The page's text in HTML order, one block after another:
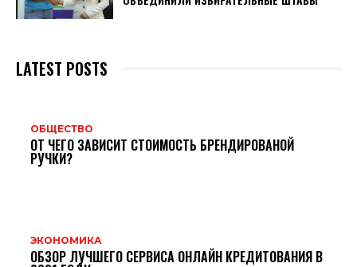
LATEST POSTS
ОБЩЕСТВО
ОТ ЧЕГО ЗАВИСИТ СТОИМОСТЬ БРЕНДИРОВАНОЙ
РУЧКИ?
ЭКОНОМИКА
ОБЗОР ЛУЧШЕГО СЕРВИСА ОНЛАЙН КРЕДИТОВАНИЯ В